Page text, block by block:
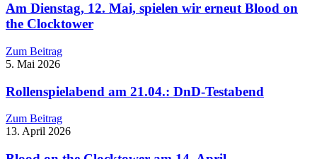
Am Dienstag, 12. Mai, spielen wir erneut Blood on
the Clocktower
Zum Beitrag
5. Mai 2026
Rollenspielabend am 21.04.: DnD-Testabend
Zum Beitrag
13. April 2026